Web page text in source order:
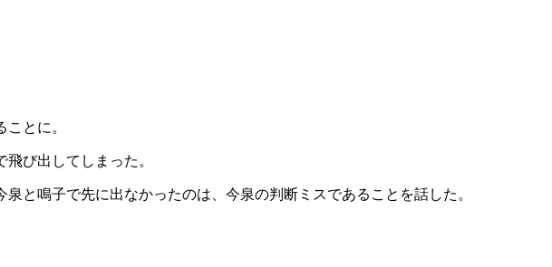
とに。
び出してしまった。
と鳴子で先に出なかったのは、今泉の判断ミスであることを話した。